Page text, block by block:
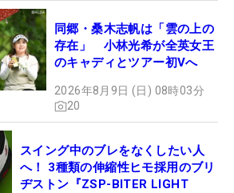
同郷・桑木志帆は「雲の上の
存在」 小林光希が全英女王
のキャディとツアー初Vへ
2026年8月9日 (日) 08時03分
20
スイング中のブレをなくしたい人
へ！ 3種類の伸縮性ヒモ採用のブリ
ヂストン『ZSP-BITER LIGHT